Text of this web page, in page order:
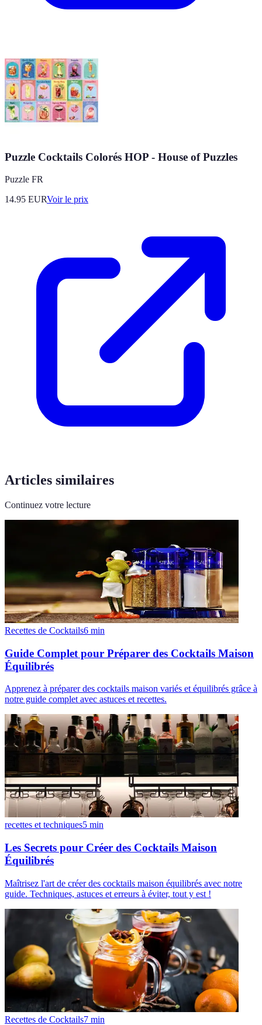
Puzzle Cocktails Colorés HOP - House of Puzzles
Puzzle FR
14.95 EURVoir le prix
Articles similaires
Continuez votre lecture
Recettes de Cocktails6 min
Guide Complet pour Préparer des Cocktails Maison
Équilibrés
Apprenez à préparer des cocktails maison variés et équilibrés grâce à
notre guide complet avec astuces et recettes.
recettes et techniques5 min
Les Secrets pour Créer des Cocktails Maison
Équilibrés
Maîtrisez l'art de créer des cocktails maison équilibrés avec notre
guide. Techniques, astuces et erreurs à éviter, tout y est !
Recettes de Cocktails7 min